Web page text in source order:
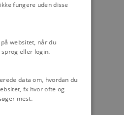
fungere uden disse
websitet, når du
eller login.
data om, hvordan du
fx hvor ofte og
mest.